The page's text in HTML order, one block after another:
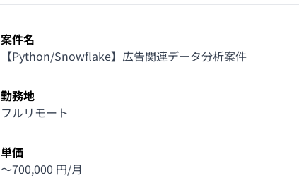
案件名
【Python/Snowflake】広告関連データ分析案件
勤務地
フルリモート
単価
〜700,000 円/月